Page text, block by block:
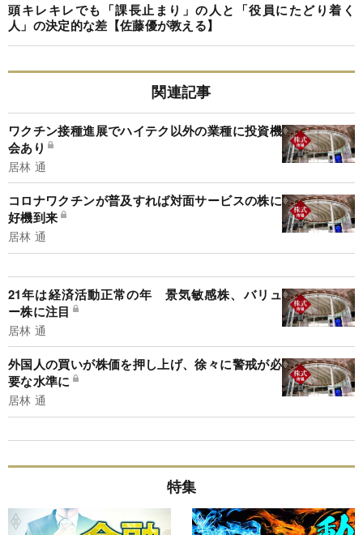
頭キレキレでも「課長止まり」の人と「役員にたどり着く
人」の決定的な差【佐藤優が教える】
関連記事
ワクチン接種進展でハイテク以外の業種に投資機
会あり
居林 通
コロナワクチンが普及すれば対面サービスの株に
好機到来
居林 通
21年は経済活動正常の年 景気敏感株、バリュ
ー株に注目
居林 通
外国人の買いが株価を押し上げ、徐々に警戒が必
要な水準に
居林 通
特集